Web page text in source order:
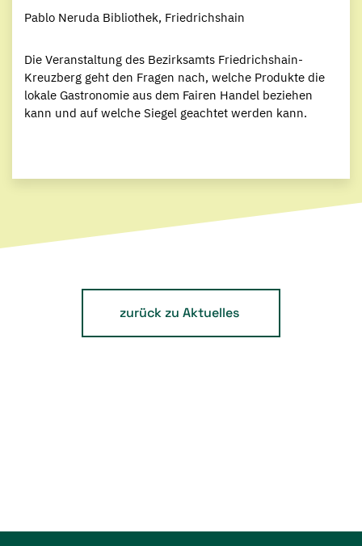
Pablo Neruda Bibliothek, Friedrichshain
Die Veranstaltung des Bezirksamts Friedrichshain-
Kreuzberg geht den Fragen nach, welche Produkte die
lokale Gastronomie aus dem Fairen Handel beziehen
kann und auf welche Siegel geachtet werden kann.
zurück zu Aktuelles